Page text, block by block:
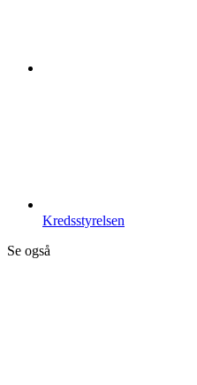
Kredsstyrelsen
Se også